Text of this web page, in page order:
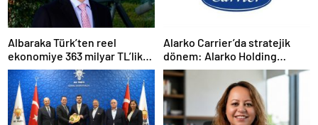
Albaraka Türk’ten reel
ekonomiye 363 milyar TL’lik
finansman desteği
Alarko Carrier’da stratejik
dönem: Alarko Holding
ortaklık yapısını değiştiriyor